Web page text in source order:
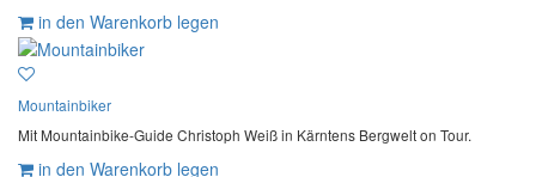
in den Warenkorb legen
Mountainbiker
Mit Mountainbike-Guide Christoph Weiß in Kärntens Bergwelt on Tour.
in den Warenkorb legen